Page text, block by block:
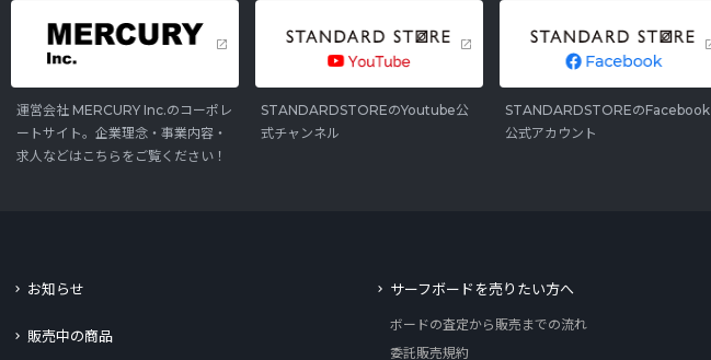
運営会社 MERCURY Inc.のコーポレ
ートサイト。企業理念・事業内容・
求人などはこちらをご覧ください！
STANDARDSTOREのYoutube公
式チャンネル
STANDARDSTOREのFacebook
公式アカウント
お知らせ
販売中の商品
サーフボードを売りたい方へ
ボードの査定から販売までの流れ
委託販売規約